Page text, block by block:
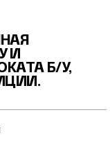
И
Б/У,